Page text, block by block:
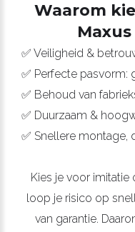
Waarom
✅ Veiligheid &
✅ Perfecte
✅ Behoud van
✅ Duurzaam &
✅ Snellere montage,
Kies je voor imitatie
loop je risico op
van garantie.